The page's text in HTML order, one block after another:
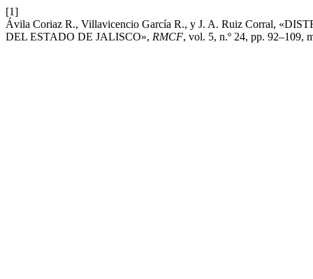
[1]
Ávila Coriaz R., Villavicencio García R., y J. A. Ruiz Corral,
DEL ESTADO DE JALISCO», RMCF, vol. 5, n.º 24, pp. 92–109,